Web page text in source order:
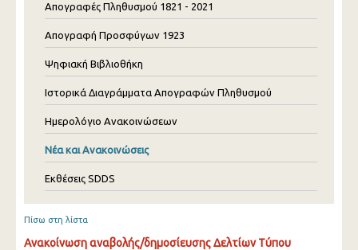
Απογραφές Πληθυσμού 1821 - 2021
Απογραφή Προσφύγων 1923
Ψηφιακή Βιβλιοθήκη
Ιστορικά Διαγράμματα Απογραφών Πληθυσμού
Ημερολόγιο Ανακοινώσεων
Νέα και Ανακοινώσεις
Εκθέσεις SDDS
Πίσω στη λίστα
Ανακοίνωση αναβολής/δημοσίευσης Δελτίων Τύπου